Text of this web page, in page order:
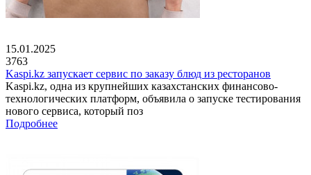
15.01.2025
3763
Kaspi.kz запускает сервис по заказу блюд из ресторанов
Kaspi.kz, одна из крупнейших казахстанских финансово-
технологических платформ, объявила о запуске тестирования
нового сервиса, который поз
Подробнее